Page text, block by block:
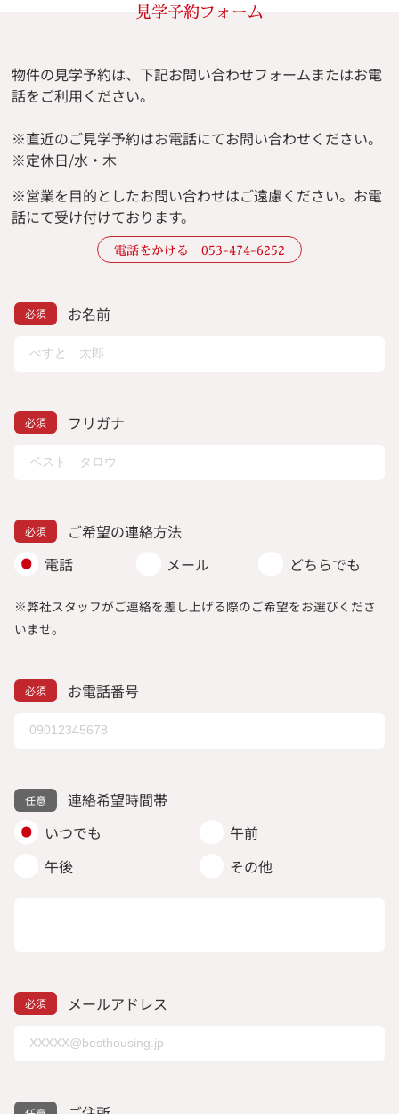
見学予約フォーム
物件の見学予約は、下記お問い合わせフォームまたはお電
話をご利用ください。
※直近のご見学予約はお電話にてお問い合わせください。
※定休日/水・木
※営業を目的としたお問い合わせはご遠慮ください。 お電
話にて受け付けております。
電話をかける 053-474-6252
お名前
フリガナ
ご希望の連絡方法
電話
メール どちらでも
※弊社スタッフがご連絡を差し上げる際のご希望をお選びくださ
いませ。
お電話番号
連絡希望時間帯
いつでも
午前
午後
その他
メールアドレス